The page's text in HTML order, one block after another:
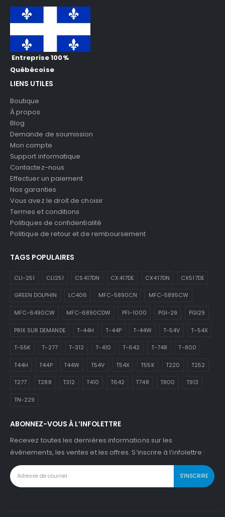
Entreprise 100%
Québécoise
LIENS UTILES
Boutique
À propos
Blog
Demande de soumission
Mon compte
Support informatique
Contactez-nous
Effectuer un paiement
Nos garanties
Vous avez le droit de choisir
Termes et conditions
Politiques de confidentialité
Politique de retour et de remboursement
TAGS POPULAIRES
CLI-251 CLI251 CS417DN CX417DE CX417DN CX517DE
GREEN DOLPHIN LC406 MFC-5890CN MFC-5895CW
MFC-6490CW MFC-6890CDW PFI-1000 PGI-29 PGI29
PRIX SUR DEMANDE T-44H T-44P T-44W T-54V T-54X
T-55K T-277 T-312 T-410 T-642 T-748 T-800
T44H T44P T44W T54V T54X T55K T220 T252
T277 T288 T312 T410 T642 T748 T800 T913
TN-229
ABONNEZ-VOUS À L’INFOLETTRE
Recevez toutes les dernières informations sur les
événements, les ventes et les offres. S’inscrire à l’infolettre :